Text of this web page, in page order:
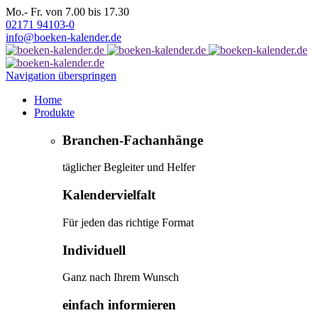
Mo.- Fr. von 7.00 bis 17.30
02171 94103-0
info@boeken-kalender.de
Navigation überspringen
Home
Produkte
Branchen-Fachanhänge
täglicher Begleiter und Helfer
Kalendervielfalt
Für jeden das richtige Format
Individuell
Ganz nach Ihrem Wunsch
einfach informieren